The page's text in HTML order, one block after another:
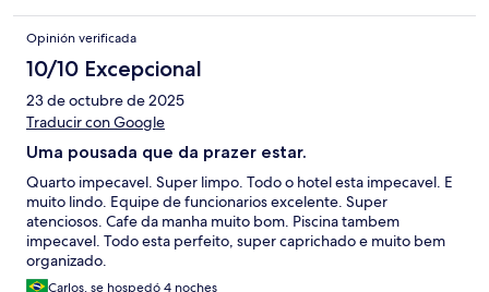
Opinión verificada
10/10 Excepcional
23 de octubre de 2025
Traducir con Google
Uma pousada que da prazer estar.
Quarto impecavel. Super limpo. Todo o hotel esta impecavel. E
muito lindo. Equipe de funcionarios excelente. Super
atenciosos. Cafe da manha muito bom. Piscina tambem
impecavel. Todo esta perfeito, super caprichado e muito bem
organizado.
Carlos, se hospedó 4 noches